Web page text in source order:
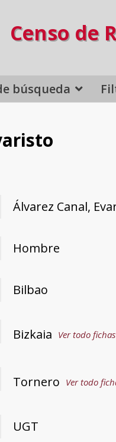
Censo de
búsqueda
Álvarez Canal,
Hombre
Bilbao
Bizkaia Ver todo
Tornero Ver todo
UGT